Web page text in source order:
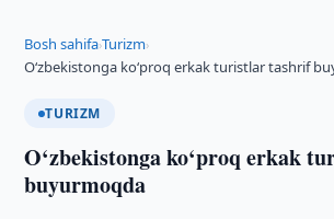
Bosh sahifa›Turizm›
O‘zbekistonga ko‘proq erkak turistlar tashrif
TURIZM
O‘zbekistonga ko‘proq erkak
buyurmoqda